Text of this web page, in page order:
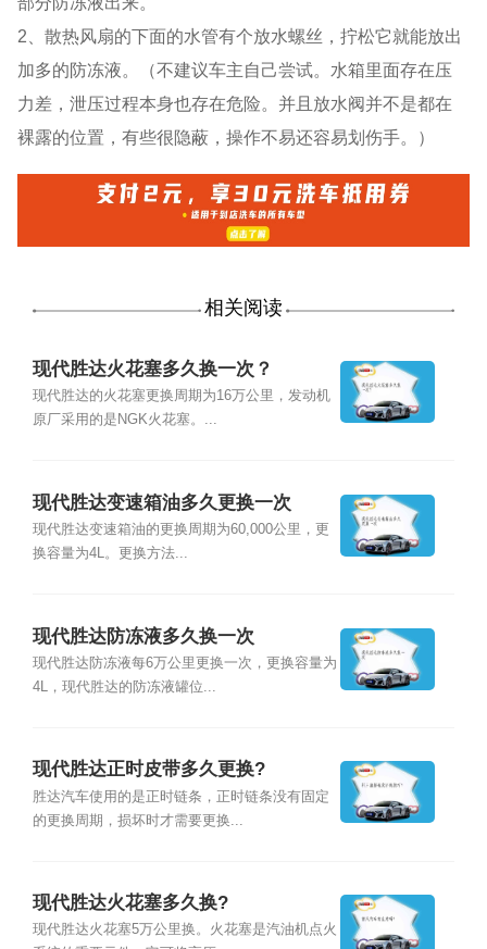
2、散热风扇的下面的水管有个放水螺丝，拧松它就能放出
加多的防冻液。（不建议车主自己尝试。水箱里面存在压
力差，泄压过程本身也存在危险。并且放水阀并不是都在
裸露的位置，有些很隐蔽，操作不易还容易划伤手。）
相关阅读
现代胜达火花塞多久换一次？
现代胜达的火花塞更换周期为16万公里，发动机
原厂采用的是NGK火花塞。...
现代胜达变速箱油多久更换一次
现代胜达变速箱油的更换周期为60,000公里，更
换容量为4L。更换方法...
现代胜达防冻液多久换一次
现代胜达防冻液每6万公里更换一次，更换容量为
4L，现代胜达的防冻液罐位...
现代胜达正时皮带多久更换?
胜达汽车使用的是正时链条，正时链条没有固定
的更换周期，损坏时才需要更换...
现代胜达火花塞多久换?
现代胜达火花塞5万公里换。火花塞是汽油机点火